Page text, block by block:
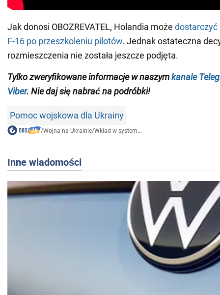
Jak donosi OBOZREVATEL, Holandia może dostarczyć
F-16 po przeszkoleniu pilotów. Jednak ostateczna
rozmieszczenia nie została jeszcze podjęta.
Tylko zweryfikowane informacje w naszymkanale
Viber. Nie daj się nabrać na podróbki!
Pomoc wojskowa dla Ukrainy
/Wojna na Ukrainie/Wkład w system...
Inne wiadomości